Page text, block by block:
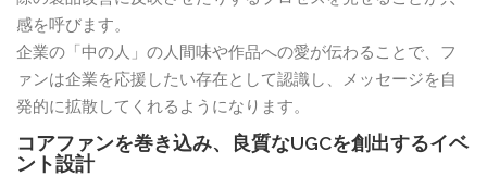
感を呼びます。
企業の「中の人」の人間味や作品への愛が伝わることで、フ
ァンは企業を応援したい存在として認識し、メッセージを自
発的に拡散してくれるようになります。
コアファンを巻き込み、良質なUGCを創出するイベ
ント設計